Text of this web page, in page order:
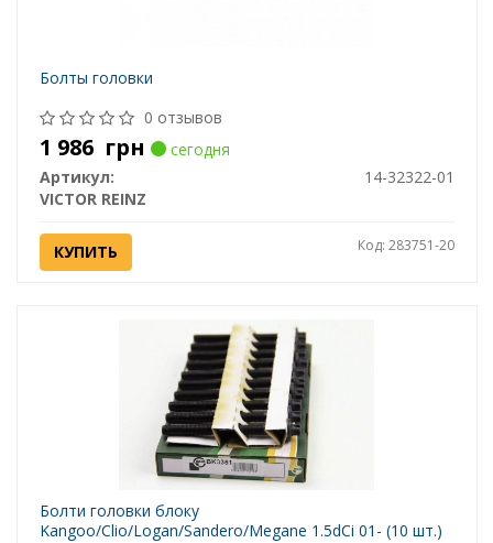
Болты головки
0 отзывов
1 986 грн
сегодня
Артикул:
14-32322-01
VICTOR REINZ
КУПИТЬ Код: 283751-20
Болти головки блоку
Kangoo/Clio/Logan/Sandero/Megane 1.5dCi 01- (10 шт.)